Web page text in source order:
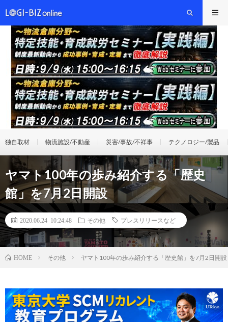
独自取材 物流施設/不動産 災害/事故/不祥事 テクノロジー/製品
ヤマト100年の歩み紹介する「歴史
館」を7月2日開設
2020.06.24 10:24:48 その他 プレスリリースなど
HOME その他 ヤマト100年の歩み紹介する「歴史館」を7月2日開設